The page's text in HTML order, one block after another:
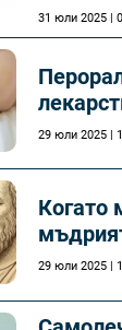
31 юли 2025 |
29 юли 2025 |
Когато
29 юли 2025 |